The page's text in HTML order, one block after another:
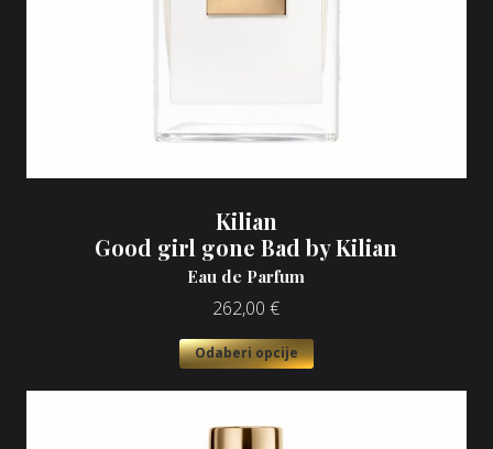
Kilian
Good girl gone Bad by Kilian
Eau de Parfum
262,00 €
Odaberi opcije